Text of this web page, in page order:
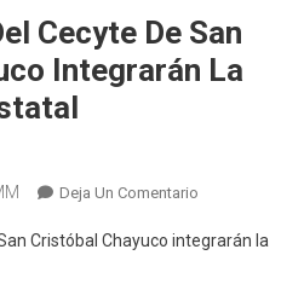
Cecyte De San
Integrarán La
Deja Un ComentarioEn
Alumnos
Cristóbal Chayuco integrarán la